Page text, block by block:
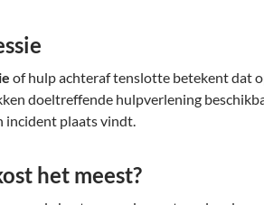
of hulp achteraf tenslotte betekent dat
doeltreffende hulpverlening
incident plaats vindt.
het meest?